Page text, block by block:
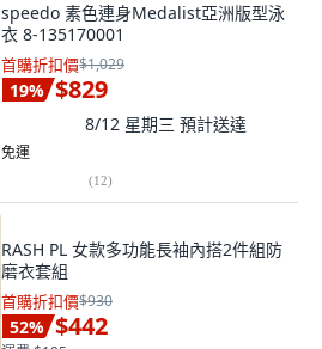
speedo 素色連身Medalist亞洲版型泳
衣 8-135170001
首購折扣價$1,029
19% $829
8/12 星期三 預計送達
免運
(12)
RASH PL 女款多功能長袖內搭2件組防
磨衣套組
首購折扣價$930
52% $442